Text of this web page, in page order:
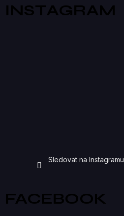
INSTAGRAM
Sledovat na Instagramu
FACEBOOK